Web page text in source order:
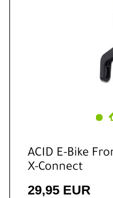
ACID E-Bike
X-Connect
29,95 EUR